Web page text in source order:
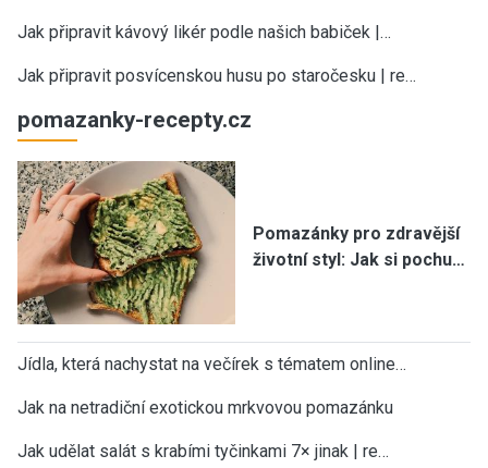
Jak připravit kávový likér podle našich babiček |…
Jak připravit posvícenskou husu po staročesku | re…
pomazanky-recepty.cz
Pomazánky pro zdravější
životní styl: Jak si pochu…
Jídla, která nachystat na večírek s tématem online…
Jak na netradiční exotickou mrkvovou pomazánku
Jak udělat salát s krabími tyčinkami 7× jinak | re…